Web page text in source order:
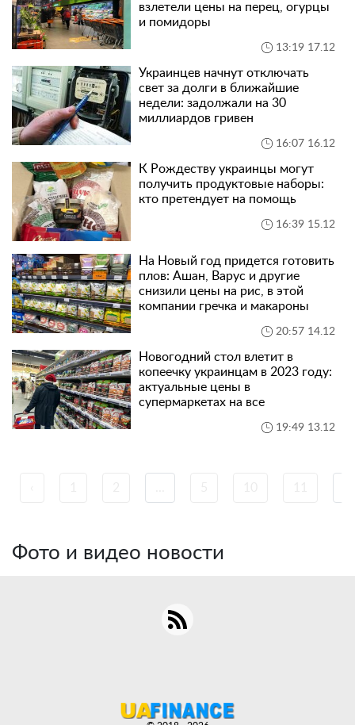
взлетели цены на перец, огурцы
и помидоры
13:19 17.12
Украинцев начнут отключать
свет за долги в ближайшие
недели: задолжали на 30
миллиардов гривен
16:07 16.12
К Рождеству украинцы могут
получить продуктовые наборы:
кто претендует на помощь
16:39 15.12
На Новый год придется готовить
плов: Ашан, Варус и другие
снизили цены на рис, в этой
компании гречка и макароны
20:57 14.12
Новогодний стол влетит в
копеечку украинцам в 2023 году:
актуальные цены в
супермаркетах на все
19:49 13.12
Фото и видео новости